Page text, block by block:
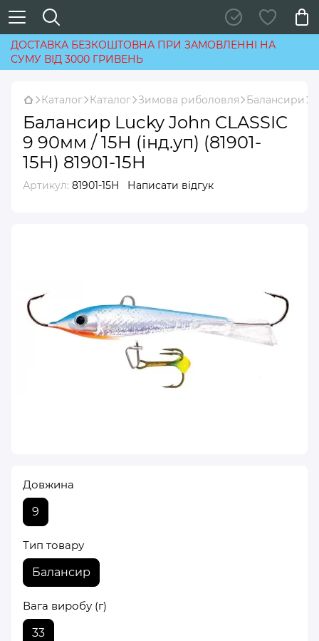
ДОСТАВКА БЕЗКОШТОВНА ПРИ ЗАМОВЛЕННІ НА
СУМУ ВІД 3000 ГРИВЕНЬ
Каталог Каталог Зимова риболовля Балансири
Балансир Lucky John CLASSIC
9 90мм / 15H (інд.уп) (81901-
15H) 81901-15H
Артикул: 81901-15H Написати відгук
Довжина
9
Тип товару
Балансир
Вага виробу (г)
33